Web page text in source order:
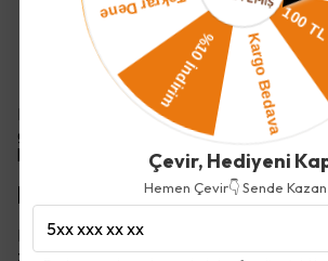
Yaklaşık 55–60 kalori sağlar.
Tokluk hissi verir.
Gün içinde enerjiyi dengeler.
Leblebiyi özellikle ara öğünlerde ya da
geldiğinde tercih etmek, hem kan şekerini
kilo alımını engeller.
Leblebinin Faydaları
Leblebi sadece düşük kalorili bir
zamanda birçok faydasıyla öne çıkar:
Çevir, Hediyeni
Hemen Çevir👇 Sende Kazan